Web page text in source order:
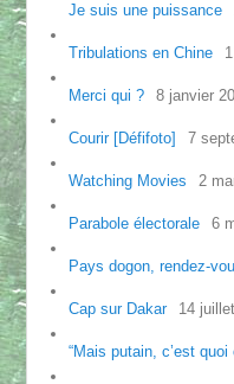
Je suis une puissance
Tribulations en Chine
Merci qui ? 8 janvier
Courir [Défifoto] 7
Watching Movies 2
Parabole électorale 6
Pays dogon, rendez-
Cap sur Dakar 14
“Mais putain, c’est quoi